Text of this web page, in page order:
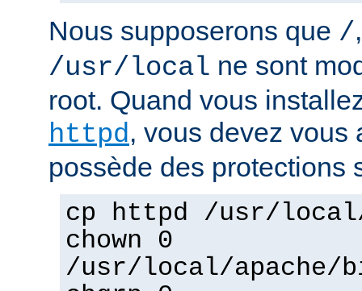
Nous supposerons que /
/usr/local ne sont
root. Quand vous
httpd, vous devez vous
possède des protections
cp httpd /usr/
chown 0
/usr/local/apache/